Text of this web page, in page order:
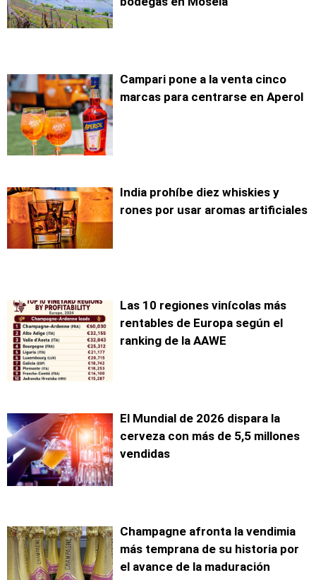
Campari pone a la venta cinco
marcas para centrarse en Aperol
India prohíbe diez whiskies y
rones por usar aromas artificiales
Las 10 regiones vinícolas más
rentables de Europa según el
ranking de la AAWE
El Mundial de 2026 dispara la
cerveza con más de 5,5 millones
vendidas
Champagne afronta la vendimia
más temprana de su historia por
el avance de la maduración